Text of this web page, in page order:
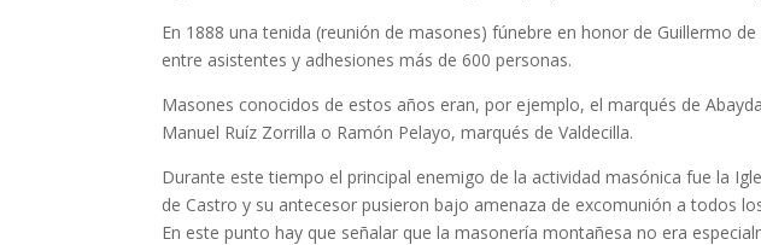
En 1888 una tenida (reunión de masones) fúnebre en honor de Guillermo
entre asistentes y adhesiones más de 600 personas.
Masones conocidos de estos años eran, por ejemplo, el marqués de
Manuel Ruíz Zorrilla o Ramón Pelayo, marqués de Valdecilla.
Durante este tiempo el principal enemigo de la actividad masónica fue la
de Castro y su antecesor pusieron bajo amenaza de excomunión a todos
En este punto hay que señalar que la masonería montañesa no era